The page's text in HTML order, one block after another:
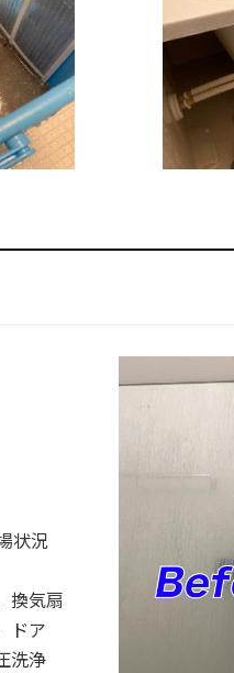
状況
換気扇
ドア
洗浄